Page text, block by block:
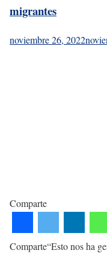
migrantes
noviembre 26, 2022
Comparte
Comparte“Esto nos ha